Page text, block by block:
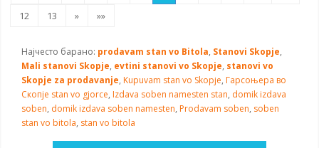
12
13 » »»
Најчесто барано: prodavam stan vo Bitola, Stanovi Skopje,
Mali stanovi Skopje, evtini stanovi vo Skopje, stanovi vo
Skopje za prodavanje, Kupuvam stan vo Skopje, Гарсоњера во
Скопје stan vo gjorce, Izdava soben namesten stan, domik izdava
soben, domik izdava soben namesten, Prodavam soben, soben
stan vo bitola, stan vo bitola